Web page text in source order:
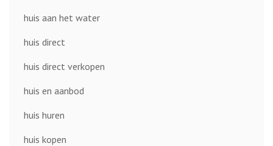
huis aan het water
huis direct
huis direct verkopen
huis en aanbod
huis huren
huis kopen